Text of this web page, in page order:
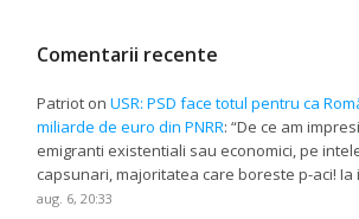
Comentarii recente
Patriot onUSR: PSD face totul pentru ca
miliarde de euro din PNRR: “De ce am
emigranti existentiali sau economici, pe
capsunari, majoritatea care boreste p-aci!
aug. 6, 20:33